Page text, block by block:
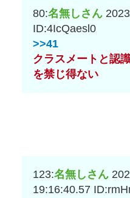
80:名無しさん
ID:4IcQaesl0
>>41
クラスメートと認
を禁じ得ない
123:名無しさん
19:16:40.57